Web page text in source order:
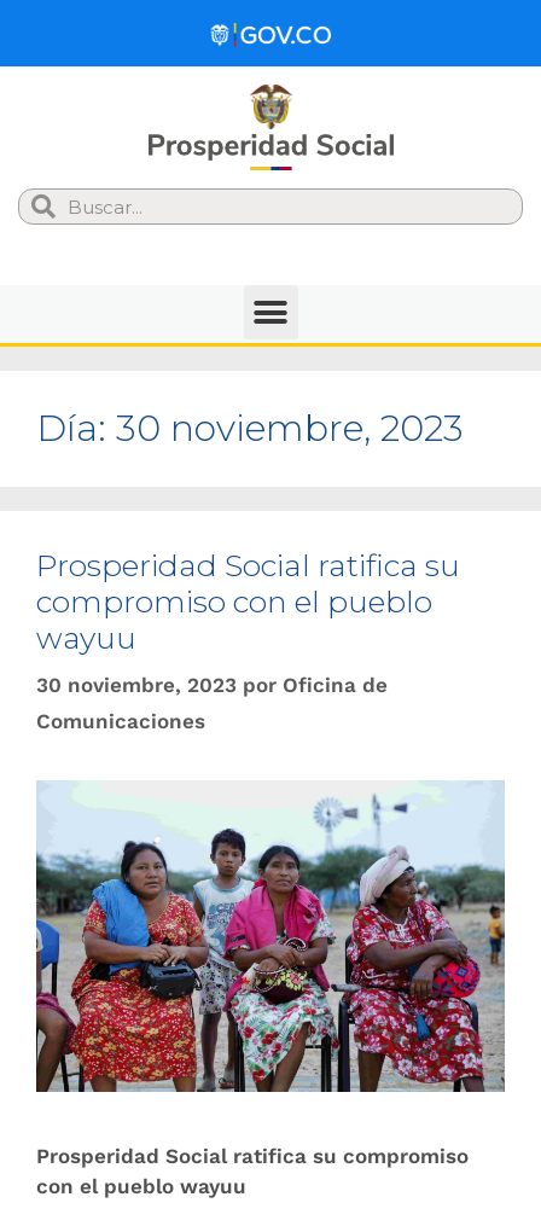
Search
Día: 30 noviembre, 2023
Prosperidad Social ratifica su
compromiso con el pueblo
wayuu
30 noviembre, 2023 por Oficina de
Comunicaciones
Prosperidad Social ratifica su compromiso
con el pueblo wayuu